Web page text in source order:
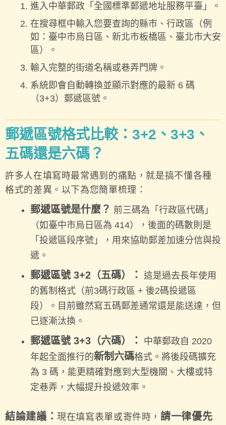
進入中華郵政「全國標準郵遞地址服務平臺」。
在搜尋框中輸入您要查詢的縣市、行政區（例
如：臺中市烏日區、新北市板橋區、臺北市大安
區）。
輸入完整的街道名稱或巷弄門牌。
系統即會自動轉換並顯示對應的最新 6 碼
（3+3）郵遞區號。
郵遞區號格式比較：3+2、3+3、
五碼還是六碼？
許多人在填寫時最常遇到的痛點，就是搞不懂各種
格式的差異。以下為您簡單梳理：
郵遞區號是什麼？ 前三碼為「行政區代碼」
（如臺中市烏日區為 414），後面的碼數則是
「投遞區段序號」，用來協助郵差加速分信與投
遞。
郵遞區號 3+2（五碼）： 這是過去長年使用
的舊制格式（前3碼行政區 + 後2碼投遞區
段）。目前雖然寫五碼郵差通常還是能送達，但
已逐漸汰換。
郵遞區號 3+3（六碼）：
中華郵政自 2020
年起全面推行的新制六碼格式。將後段碼擴充
為 3 碼，能更精確對應到大型機關、大樓或特
定巷弄，大幅提升投遞效率。
結論建議：現在填寫表單或寄件時， 請一律優先